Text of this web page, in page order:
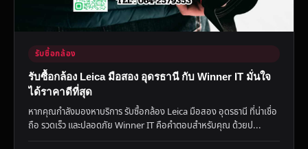
รับซื้อกล้อง
รับซื้อกล้อง Leica มือสอง อุดรธานี กับ Winner IT มั่นใจ
ได้ราคาดีที่สุด
หากคุณกำลังมองหาบริการ รับซื้อกล้อง Leica มือสอง อุดรธานี ที่น่าเชื่อ
ถือ รวดเร็ว และปลอดภัย Winner IT คือคำตอบสำหรับคุณ ด้วยป...